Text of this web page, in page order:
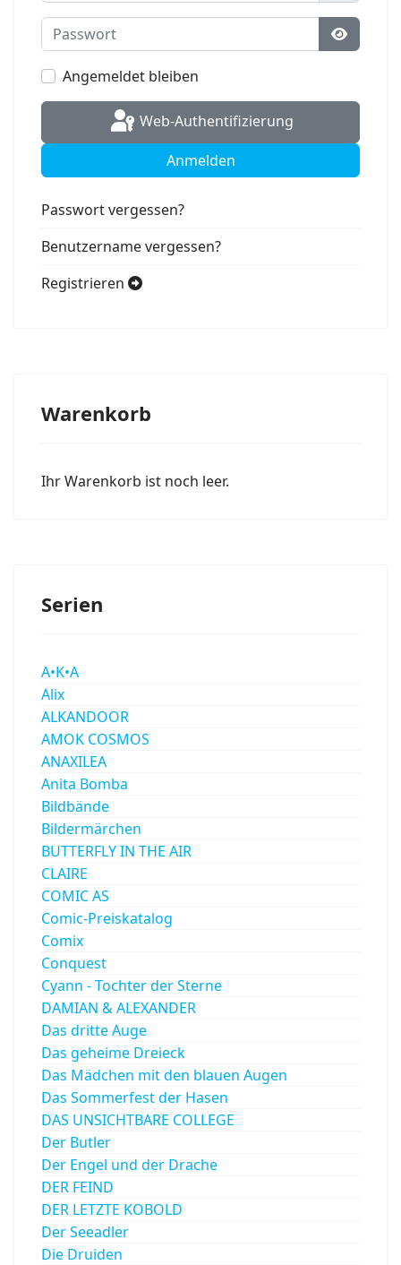
Passwort
Angemeldet bleiben
Web-Authentifizierung
Anmelden
Passwort vergessen?
Benutzername vergessen?
Registrieren
Warenkorb
Ihr Warenkorb ist noch leer.
Serien
A•K•A
Alix
ALKANDOOR
AMOK COSMOS
ANAXILEA
Anita Bomba
Bildbände
Bildermärchen
BUTTERFLY IN THE AIR
CLAIRE
COMIC AS
Comic-Preiskatalog
Comix
Conquest
Cyann - Tochter der Sterne
DAMIAN & ALEXANDER
Das dritte Auge
Das geheime Dreieck
Das Mädchen mit den blauen Augen
Das Sommerfest der Hasen
DAS UNSICHTBARE COLLEGE
Der Butler
Der Engel und der Drache
DER FEIND
DER LETZTE KOBOLD
Der Seeadler
Die Druiden